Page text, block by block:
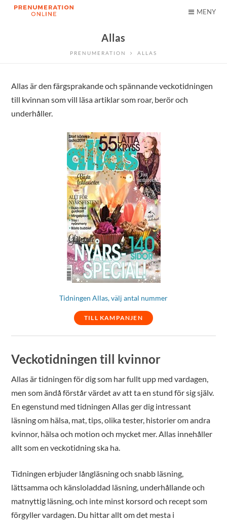
MENY
Allas
PRENUMERATION ALLAS
Allas är den färgsprakande och spännande veckotidningen
till kvinnan som vill läsa artiklar som roar, berör och
underhåller.
Tidningen Allas, välj antal nummer
TILL KAMPANJEN
Veckotidningen till kvinnor
Allas är tidningen för dig som har fullt upp med vardagen,
men som ändå förstår värdet av att ta en stund för sig själv.
En egenstund med tidningen Allas ger dig intressant
läsning om hälsa, mat, tips, olika tester, historier om andra
kvinnor, hälsa och motion och mycket mer. Allas innehåller
allt som en veckotidning ska ha.
Tidningen erbjuder långläsning och snabb läsning,
lättsamma och känsloladdad läsning, underhållande och
matnyttig läsning, och inte minst korsord och recept som
förgyller vardagen. Du hittar allt om det mesta i